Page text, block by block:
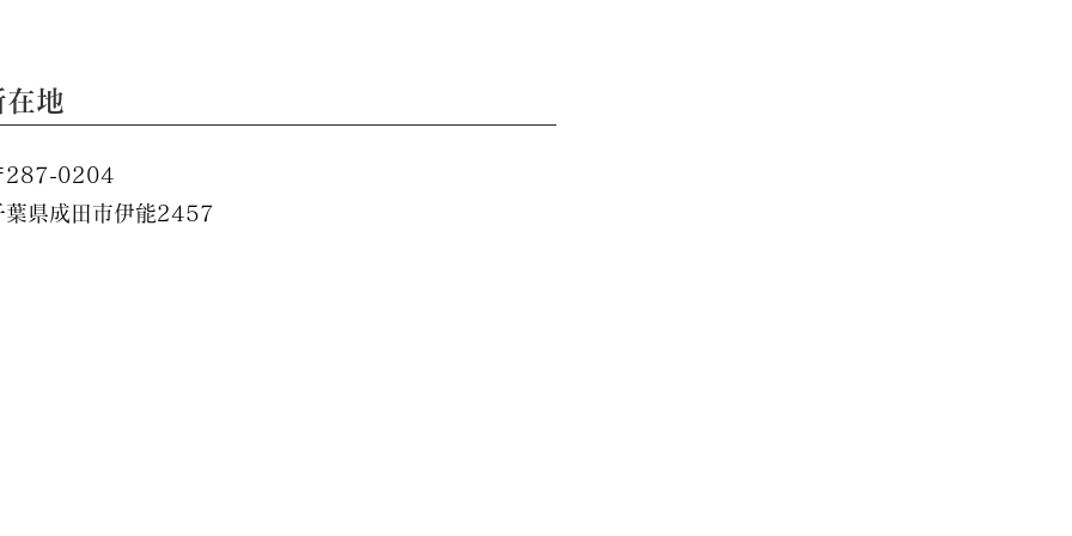
在地
287-0204
葉県成田市伊能2457​